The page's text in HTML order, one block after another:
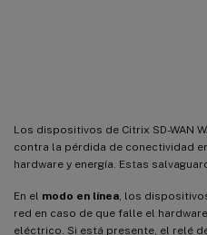
Los dispositivos de Citrix SD-WAN
contra la pérdida de conectividad
hardware y energía. Estas
En el modo en línea , los
red en caso de que falle el
eléctrico. Si está presente, el relé